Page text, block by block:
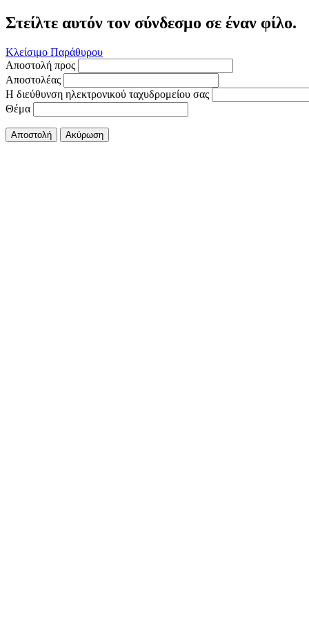
Στείλτε αυτόν τον σύνδεσμο σε έναν φίλο.
Κλείσιμο Παράθυρου
Αποστολή προς
Αποστολέας
Η διεύθυνση ηλεκτρονικού ταχυδρομείου σας
Θέμα
Αποστολή Ακύρωση